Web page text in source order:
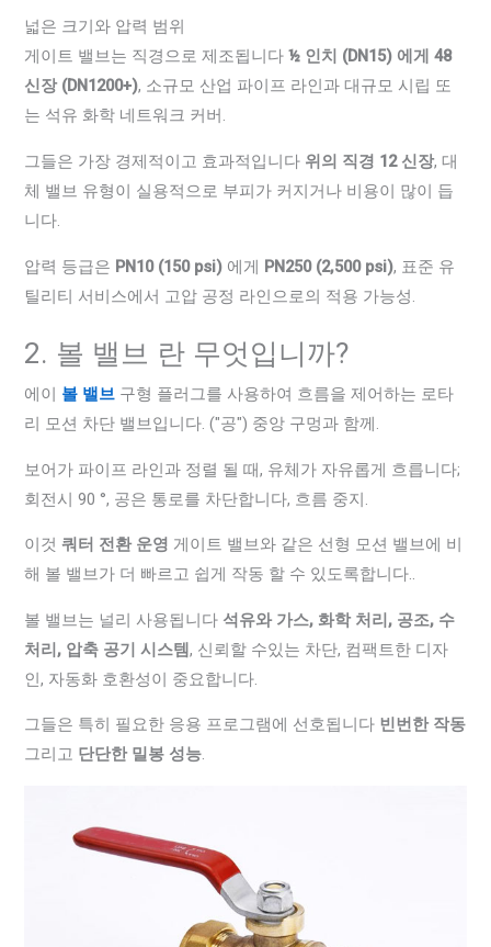
넓은 크기와 압력 범위
게이트 밸브는 직경으로 제조됩니다½ 인치 (DN15) 에게 48
신장 (DN1200+), 소규모 산업 파이프 라인과 대규모 시립 또
는 석유 화학 네트워크 커버.
그들은 가장 경제적이고 효과적입니다 위의 직경 12 신장, 대
체 밸브 유형이 실용적으로 부피가 커지거나 비용이 많이 듭
니다.
압력 등급은 PN10 (150 psi) 에게 PN250 (2,500 psi), 표준 유
틸리티 서비스에서 고압 공정 라인으로의 적용 가능성.
2. 볼 밸브 란 무엇입니까?
에이 볼 밸브 구형 플러그를 사용하여 흐름을 제어하는 ​​로타
리 모션 차단 밸브입니다. ("공") 중앙 구멍과 함께.
보어가 파이프 라인과 정렬 될 때, 유체가 자유롭게 흐릅니다;
회전시 90 °, 공은 통로를 차단합니다, 흐름 중지.
이것쿼터 전환 운영 게이트 밸브와 같은 선형 모션 밸브에 비
해 볼 밸브가 더 빠르고 쉽게 작동 할 수 있도록합니다..
볼 밸브는 널리 사용됩니다 석유와 가스, 화학 처리, 공조, 수
처리, 압축 공기 시스템, 신뢰할 수있는 차단, 컴팩트한 디자
인, 자동화 호환성이 중요합니다.
그들은 특히 필요한 응용 프로그램에 선호됩니다 빈번한 작동
그리고 단단한 밀봉 성능.